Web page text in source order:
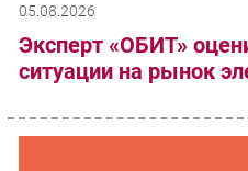
05.08.2026
Эксперт «ОБИТ»
ситуации на рынок